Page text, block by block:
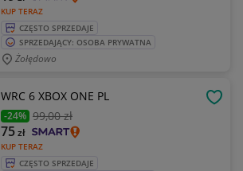
KUP TERAZ
CZĘSTO SPRZEDAJE
SPRZEDAJĄCY: OSOBA PRYWATNA
Żołędowo
WRC 6 XBOX ONE PL
-24% 99,00 zł
KUP TERAZ
75zł
CZĘSTO SPRZEDAJE